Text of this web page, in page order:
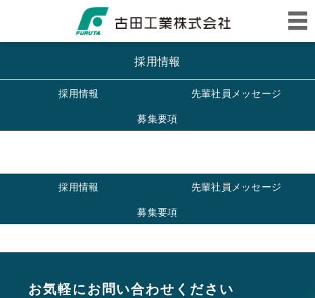
採用情報
採用情報 先輩社員メッセージ
募集要項
採用情報 先輩社員メッセージ
募集要項
お気軽にお問い合わせください